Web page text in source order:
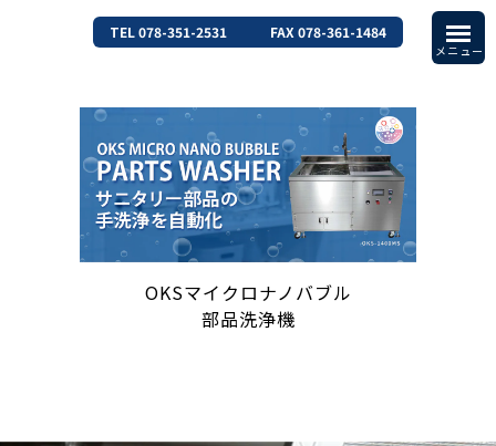
TEL 078-351-2531 FAX 078-361-1484
OKSマイクロナノバブル
部品洗浄機